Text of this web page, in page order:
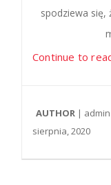
spodziewa się,
Continue to
AUTHOR | admin
sierpnia, 2020